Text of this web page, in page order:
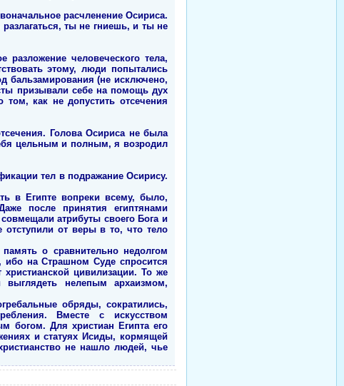
расчленение Осириса.
ты не гниешь, и ты не
разложение человеческого тела,
этому, люди попытались
бальзамирования (не исключено,
призывали себе на помощь дух
как не допустить отсечения
Голова Осириса не была
цельным и полным, я возродил
тел в подражание Осирису.
в Египте вопреки всему, было,
после принятия египтянами
атрибуты своего Бога и
отступили от веры в то, что тело
о сравнительно недолгом
на Страшном Суде спросится
цивилизации. То же
нелепым архаизмом,
обряды, сократились,
Вместе с искусством
богом. Для христиан Египта его
и статуях Исиды, кормящей
не нашло людей, чье